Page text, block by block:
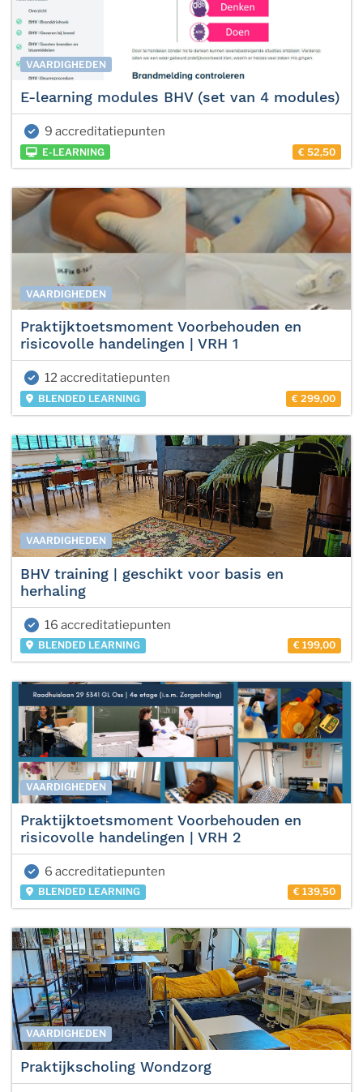
VAARDIGHEDEN
E-learning modules BHV (set van 4 modules)
9 accreditatiepunten
E-LEARNING € 52,50
VAARDIGHEDEN
Praktijktoetsmoment Voorbehouden en
risicovolle handelingen | VRH 1
12 accreditatiepunten
BLENDED LEARNING € 299,00
VAARDIGHEDEN
BHV training | geschikt voor basis en
herhaling
16 accreditatiepunten
BLENDED LEARNING € 199,00
VAARDIGHEDEN
Praktijktoetsmoment Voorbehouden en
risicovolle handelingen | VRH 2
6 accreditatiepunten
BLENDED LEARNING € 139,50
VAARDIGHEDEN
Praktijkscholing Wondzorg